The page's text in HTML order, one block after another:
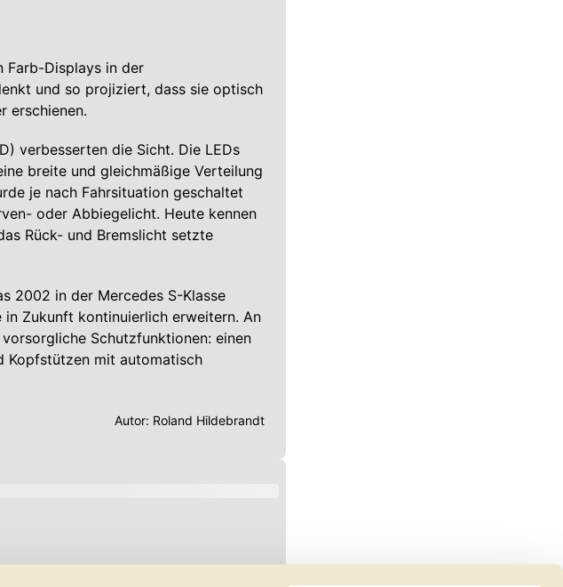
Farb-Displays in der
und so projiziert, dass sie optisch
erschienen.
verbesserten die Sicht. Die LEDs
breite und gleichmäßige Verteilung
je nach Fahrsituation geschaltet
oder Abbiegelicht. Heute kennen
Rück- und Bremslicht setzte
2002 in der Mercedes S-Klasse
Zukunft kontinuierlich erweitern. An
Schutzfunktionen: einen
Kopfstützen mit automatisch
Autor: Roland Hildebrandt